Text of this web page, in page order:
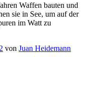
Waffen bauten und
sie in See, um auf der
im Watt zu
von Juan Heidemann